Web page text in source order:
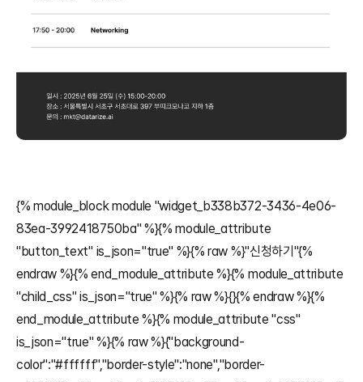
{% module_block module "widget_b338b372-3436-4e06-
83ea-3992418750ba" %}{% module_attribute
"button_text" is_json="true" %}{% raw %}"신청하기"{%
endraw %}{% end_module_attribute %}{% module_attribute
"child_css" is_json="true" %}{% raw %}{}{% endraw %}{%
end_module_attribute %}{% module_attribute "css"
is_json="true" %}{% raw %}{"background-
color":"#ffffff","border-style":"none","border-